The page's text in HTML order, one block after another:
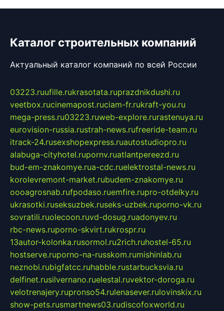
Каталог строительных компаний
Актуальный каталог компаний по всей России
03223.ruufille.rukrasotata.ruprazdnikdushi.ru
veetbox.rucinemapost.ruciam-fr.rukraft-you.ru
mega-press.ru03223.ruweb-explore.rurastenuya.ru
eurovision-russia.rustrah-news.rufreeride-team.ru
itrack-24.rusexshopexpress.ruautostudiopro.ru
alabuga-cityhotel.rupornv.ruatlantpereezd.ru
bud-em-znakomye.rua-cdc.ruelektrostal-news.ru
korolevremont-market.rubudem-znakomye.ru
oooagrosnab.rufpodaso.ruemfire.rupro-otdelky.ru
ukrasotki.ruseksuzbek.ruseks-uzbek.ruporno-vk.ru
sovratili.ruolecoon.ruvd-dosug.ruadonyev.ru
rbc-news.ruporno-skvirt.rukrospr.ru
13autor-kolonka.rusormol.ru2rich.ruhostel-65.ru
hostserve.ruporno-na-russkom.rumishinlab.ru
neznobi.rubigfatcc.ruhabble.rustarbucksvia.ru
delfinet.rusilvernano.ruelestal.ruvektor-doroga.ru
velotrenajery.rupronso54.rulenasever.rulovinskix.ru
show-pets.rusmartnews03.rudiscofoxworld.ru